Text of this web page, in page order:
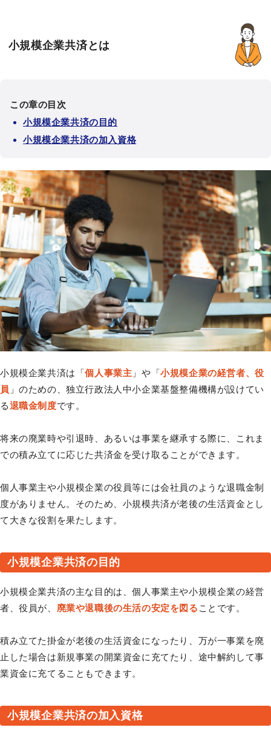
小規模企業共済とは
この章の目次
小規模企業共済の目的
小規模企業共済の加入資格
小規模企業共済は「個人事業主 」や「小規模企業の経営者、役
員 」のための、独立行政法人中小企業基盤整備機構が設けてい
る退職金制度です。
将来の廃業時や引退時、あるいは事業を継承する際に、これま
での積み立てに応じた共済金を受け取ることができます。
個人事業主や小規模企業の役員等には会社員のような退職金制
度がありません。そのため、小規模共済が老後の生活資金とし
て大きな役割を果たします。
小規模企業共済の目的
小規模企業共済の主な目的は、個人事業主や小規模企業の経営
者、役員が、 廃業や退職後の生活の安定を図る ことです。
積み立てた掛金が老後の生活資金になったり、万が一事業を廃
止した場合は新規事業の開業資金に充てたり、途中解約して事
業資金に充てることもできます。
小規模企業共済の加入資格